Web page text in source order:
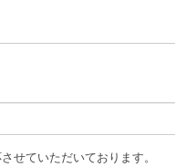
せていただいております。